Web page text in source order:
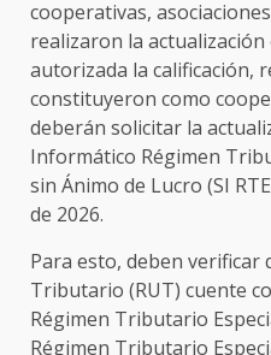
cooperativas,
realizaron la actualización
autorizada la calificación,
constituyeron como
deberán solicitar la
Informático Régimen
sin Ánimo de Lucro (SI
de 2026.
Para esto, deben verificar
Tributario (RUT) cuente
Régimen Tributario
Régimen Tributario